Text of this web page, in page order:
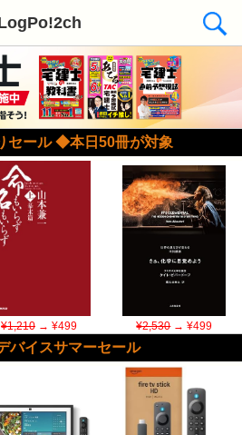
セール ◆本日50冊が対象
¥1,210→ ¥499 ¥2,530→ ¥499
バイスサマーセール